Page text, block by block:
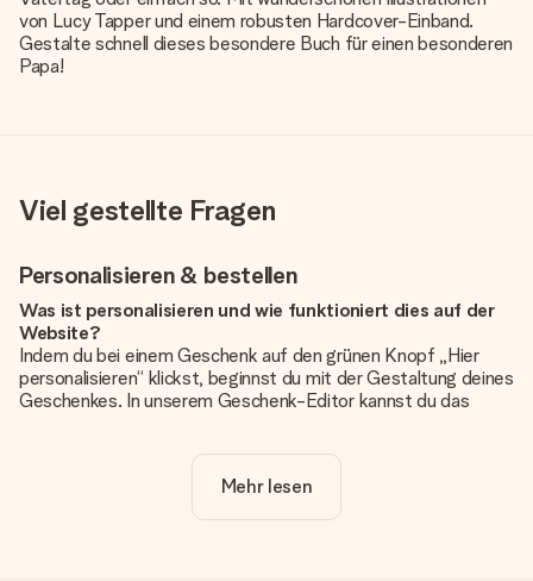
von Lucy Tapper und einem robusten Hardcover-Einband.
Gestalte schnell dieses besondere Buch für einen besonderen
Papa!
Viel gestellte Fragen
Personalisieren & bestellen
Was ist personalisieren und wie funktioniert dies auf der
Website?
Indem du bei einem Geschenk auf den grünen Knopf „Hier
personalisieren“ klickst, beginnst du mit der Gestaltung deines
Geschenkes. In unserem Geschenk-Editor kannst du das
noch eines unserer angebotenen Designs, um deinem
Geschenk die perfekte Ausstrahlung zu verleihen.
Mehr lesen